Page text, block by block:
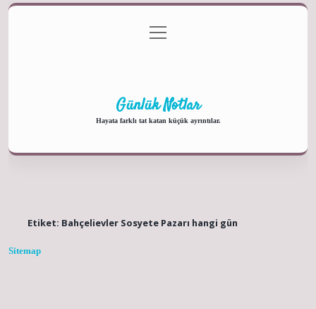
Gizlilik Politikası
menüyü
aç
Günlük Notlar
Hayata farklı tat katan küçük ayrıntılar.
Etiket: Bahçelievler Sosyete Pazarı hangi gün
Sitemap